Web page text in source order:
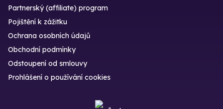
Partnerský (affiliate) program
Pojištění k zážitku
Ochrana osobních údajů
Obchodní podmínky
Odstoupení od smlouvy
Prohlášení o používání cookies